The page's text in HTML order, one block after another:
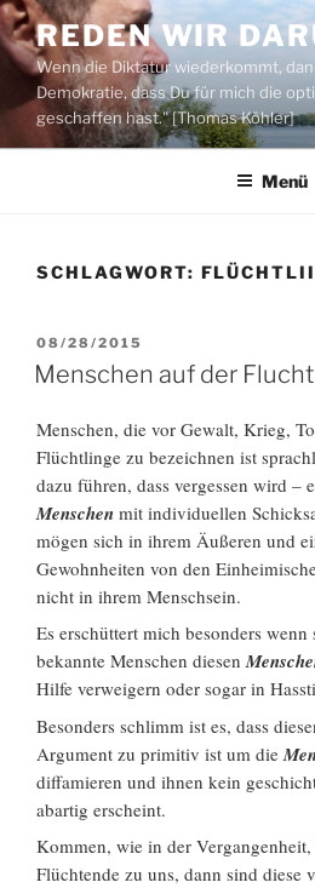
Zum
Inhalt
springen
REDEN WIR
Wenn die Diktatur wiederkommt,
Demokratie, dass Du für mich die
geschaffen hast." [Thomas Köhler]
Menü
SCHLAGWORT:
VERÖFFENTLICHT
AM
08/28/2015
Menschen auf der Flucht
Menschen, die vor Gewalt, Krieg,
Flüchtlinge zu bezeichnen ist
dazu führen, dass vergessen wird –
Menschen mit individuellen
mögen sich in ihrem Äußeren und
Gewohnheiten von den
nicht in ihrem Menschsein.
Es erschüttert mich besonders
bekannte Menschen diesen
Hilfe verweigern oder sogar in
Besonders schlimm ist es, dass
Argument zu primitiv ist um die
diffamieren und ihnen kein
abartig erscheint.
Kommen, wie in der
Flüchtende zu uns, dann sind diese